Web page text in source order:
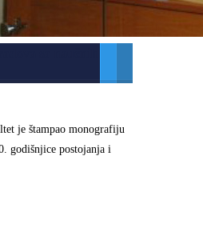
je štampao monografiju
godišnjice postojanja i